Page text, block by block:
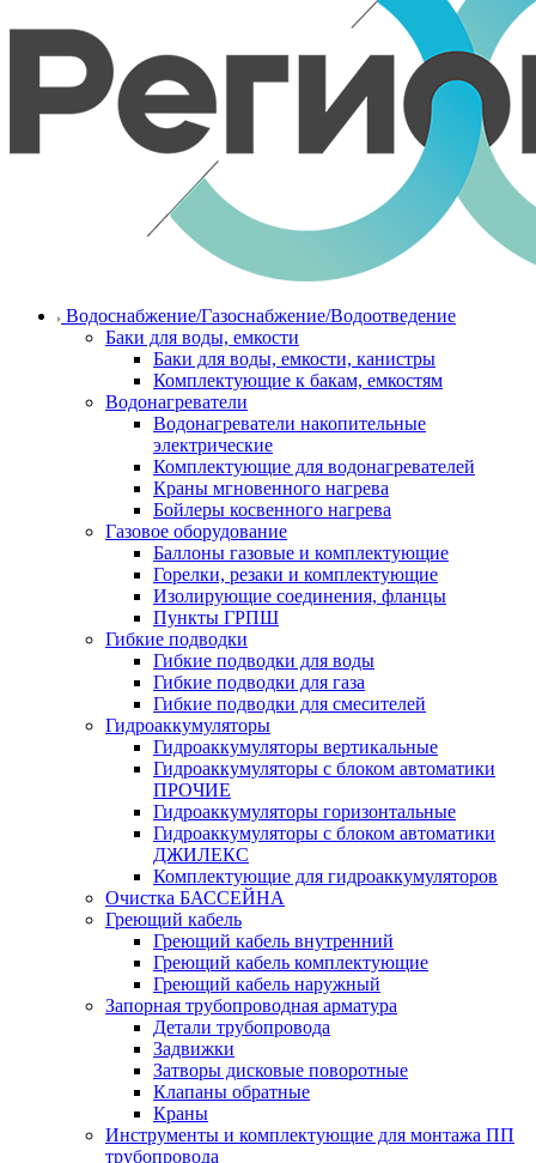
Водоснабжение/Газоснабжение/Водоотведение
Баки для воды, емкости
Баки для воды, емкости, канистры
Комплектующие к бакам, емкостям
Водонагреватели
Водонагреватели накопительные
электрические
Комплектующие для водонагревателей
Краны мгновенного нагрева
Бойлеры косвенного нагрева
Газовое оборудование
Баллоны газовые и комплектующие
Горелки, резаки и комплектующие
Изолирующие соединения, фланцы
Пункты ГРПШ
Гибкие подводки
Гибкие подводки для воды
Гибкие подводки для газа
Гибкие подводки для смесителей
Гидроаккумуляторы
Гидроаккумуляторы вертикальные
Гидроаккумуляторы с блоком автоматики
ПРОЧИЕ
Гидроаккумуляторы горизонтальные
Гидроаккумуляторы с блоком автоматики
ДЖИЛЕКС
Комплектующие для гидроаккумуляторов
Очистка БАССЕЙНА
Греющий кабель
Греющий кабель внутренний
Греющий кабель комплектующие
Греющий кабель наружный
Запорная трубопроводная арматура
Детали трубопровода
Задвижки
Затворы дисковые поворотные
Клапаны обратные
Краны
Инструменты и комплектующие для монтажа ПП
трубопровода